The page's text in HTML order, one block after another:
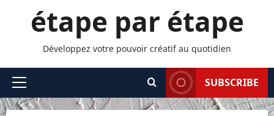
étape par étape
Développez votre pouvoir créatif au quotidien
Menu
principal
SUBSCRIBE